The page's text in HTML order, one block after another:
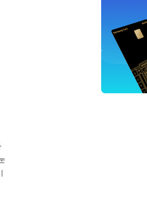
말이라 했지만,』
커다란 하양으로』
패 등을 수상했다.
거움』 『방부제가
, 일본에, 우화집 『눈